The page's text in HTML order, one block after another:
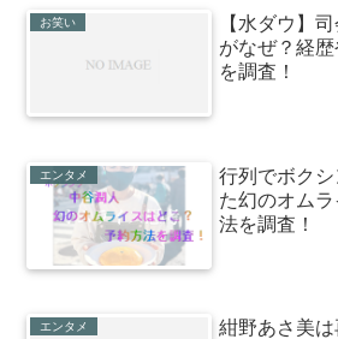
お笑い
【水ダウ】
がなぜ？経
を調査！
エンタメ
行列でボク
た幻のオム
法を調査！
エンタメ
紺野あさ美